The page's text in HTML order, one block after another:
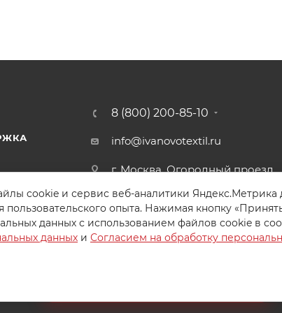
8 (800) 200-85-10
info@ivanovotextil.ru
г. Москва, Огородный проезд,
cookie и сервис веб-аналитики Яндекс.Метрика
пользовательского опыта. Нажимая кнопку
данных с использованием файлов cookie в
данных и Согласием на обработку